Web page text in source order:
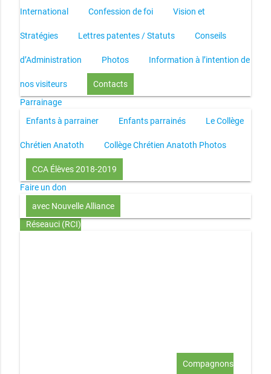
International Confession de foi Vision et
Stratégies Lettres patentes / Statuts Conseils
d’Administration Photos Information à l’intention de
nos visiteurs
Contacts
Parrainage
Enfants à parrainer
Enfants parrainés Le Collège
Chrétien Anatoth Collège Chrétien Anatoth Photos
CCA Élèves 2018-2019
Faire un don
avec Nouvelle Alliance
Réseauci (RCI)
Compagnons